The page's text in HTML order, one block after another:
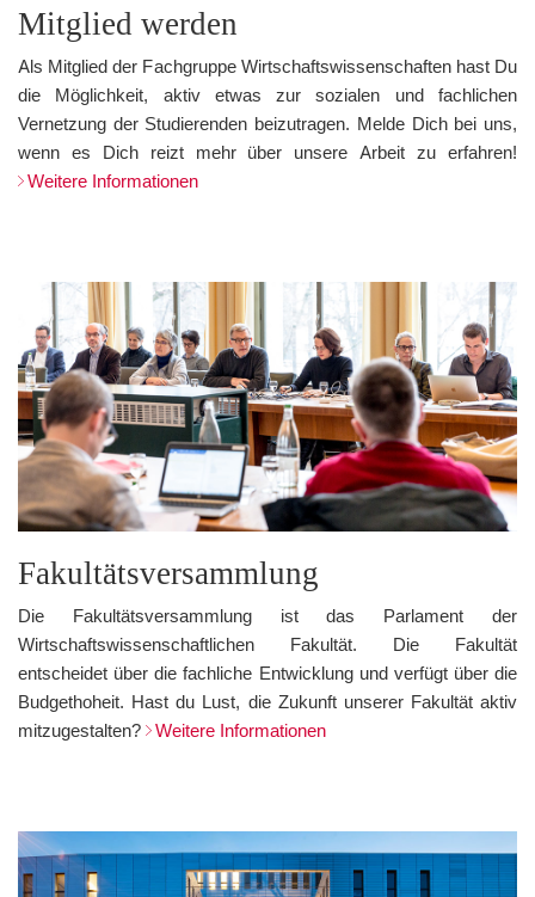
Mitglied werden
Als Mitglied der Fachgruppe Wirtschaftswissenschaften hast Du
die Möglichkeit, aktiv etwas zur sozialen und fachlichen
Vernetzung der Studierenden beizutragen. Melde Dich bei uns,
wenn es Dich reizt mehr über unsere Arbeit zu erfahren!
Weitere Informationen
Fakultätsversammlung
Die Fakultätsversammlung ist das Parlament der
Wirtschaftswissenschaftlichen Fakultät. Die Fakultät
entscheidet über die fachliche Entwicklung und verfügt über die
Budgethoheit. Hast du Lust, die Zukunft unserer Fakultät aktiv
mitzugestalten?
Weitere Informationen